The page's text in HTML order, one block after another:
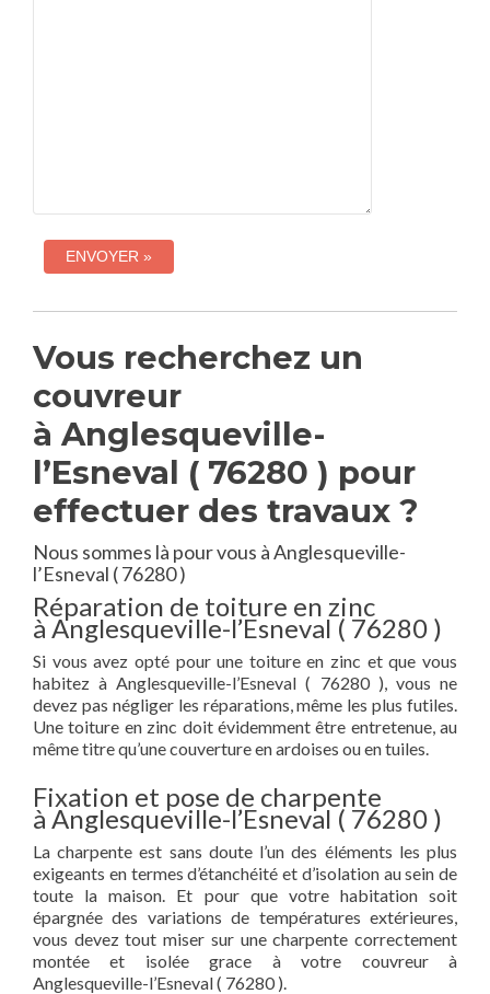
Vous recherchez un
couvreur
à Anglesqueville-
l’Esneval ( 76280 ) pour
effectuer des travaux ?
Nous sommes là pour vous à Anglesqueville-
l’Esneval ( 76280 )
Réparation de toiture en zinc
à Anglesqueville-l’Esneval ( 76280 )
Si vous avez opté pour une toiture en zinc et que vous
habitez à Anglesqueville-l’Esneval ( 76280 ), vous ne
devez pas négliger les réparations, même les plus futiles.
Une toiture en zinc doit évidemment être entretenue, au
même titre qu’une couverture en ardoises ou en tuiles.
Fixation et pose de charpente
à Anglesqueville-l’Esneval ( 76280 )
La charpente est sans doute l’un des éléments les plus
exigeants en termes d’étanchéité et d’isolation au sein de
toute la maison. Et pour que votre habitation soit
épargnée des variations de températures extérieures,
vous devez tout miser sur une charpente correctement
montée et isolée grace à votre couvreur à
Anglesqueville-l’Esneval ( 76280 ).